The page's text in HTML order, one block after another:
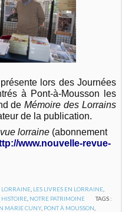
lors des Journées
à Pont-à-Mousson les
de Mémoire des Lorrains
de la publication.
lorraine (abonnement
www.nouvelle-revue-
LORRAINE, LES LIVRES EN LORRAINE,
HISTOIRE NOTRE PATRIMOINE
TAGS :
MARIE CUNY, PONT À MOUSSON